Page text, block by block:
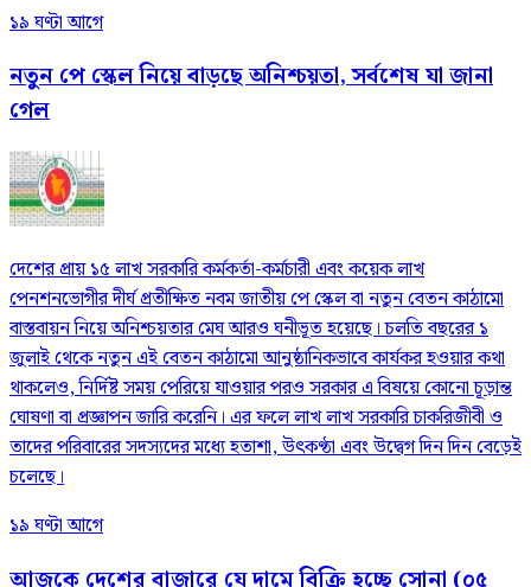
১৯ ঘণ্টা আগে
নতুন পে স্কেল নিয়ে বাড়ছে অনিশ্চয়তা, সর্বশেষ যা জানা
গেল
দেশের প্রায় ১৫ লাখ সরকারি কর্মকর্তা-কর্মচারী এবং কয়েক লাখ
পেনশনভোগীর দীর্ঘ প্রতীক্ষিত নবম জাতীয় পে স্কেল বা নতুন বেতন কাঠামো
বাস্তবায়ন নিয়ে অনিশ্চয়তার মেঘ আরও ঘনীভূত হয়েছে। চলতি বছরের ১
জুলাই থেকে নতুন এই বেতন কাঠামো আনুষ্ঠানিকভাবে কার্যকর হওয়ার কথা
থাকলেও, নির্দিষ্ট সময় পেরিয়ে যাওয়ার পরও সরকার এ বিষয়ে কোনো চূড়ান্ত
ঘোষণা বা প্রজ্ঞাপন জারি করেনি। এর ফলে লাখ লাখ সরকারি চাকরিজীবী ও
তাদের পরিবারের সদস্যদের মধ্যে হতাশা, উৎকণ্ঠা এবং উদ্বেগ দিন দিন বেড়েই
চলেছে।
১৯ ঘণ্টা আগে